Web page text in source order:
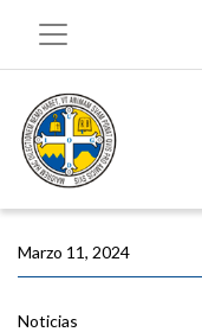
Marzo 11, 2024
Noticias